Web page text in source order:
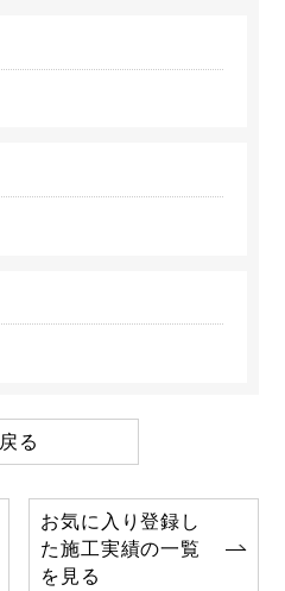
戻る
お気に入り登録し
た施工実績の一覧
を見る